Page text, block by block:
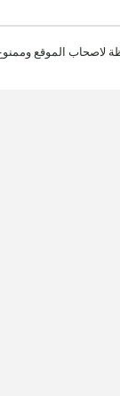
الموقع وممنوع